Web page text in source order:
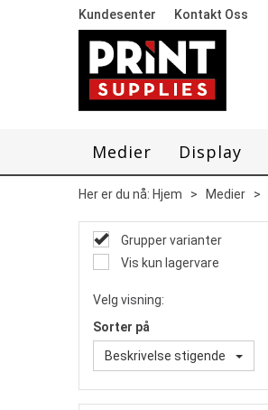
Kundesenter Kontakt Oss
Medier Display
Her er du nå: Hjem > Medier >
Grupper varianter
Vis kun lagervare
Velg visning:
Sorter på
Beskrivelse stigende